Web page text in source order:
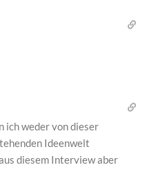
ich weder von dieser
Ideenwelt
diesem Interview aber